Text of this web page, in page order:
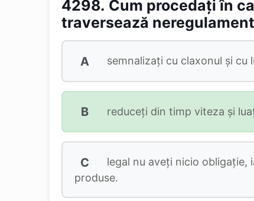
4298. Cum procedați în
traversează
A semnalizați cu claxonul și cu
B reduceți din timp viteza și
C
legal nu aveți nicio obligație,
produse.